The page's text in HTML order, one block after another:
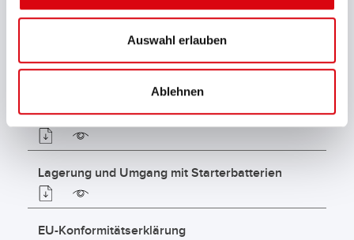
Auswahl erlauben
Ablehnen
Zertifikat IATF 16949
Gebrauchsanweisung für Starterbatterien
Lagerung und Umgang mit Starterbatterien
EU-Konformitätserklärung